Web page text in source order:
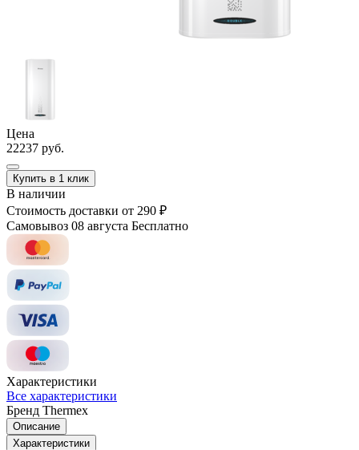
Цена
22237 руб.
Купить в 1 клик
В наличии
Стоимость доставки от 290 ₽
Самовывоз 08 августа Бесплатно
Характеристики
Все характеристики
Бренд Thermex
Описание
Характеристики